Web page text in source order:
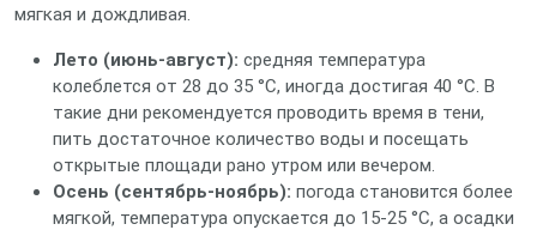
мягкая и дождливая.
Лето (июнь‑август): средняя температура
колеблется от 28 до 35 °C, иногда достигая 40 °C. В
такие дни рекомендуется проводить время в тени,
пить достаточное количество воды и посещать
открытые площади рано утром или вечером.
Осень (сентябрь‑ноябрь): погода становится более
мягкой, температура опускается до 15‑25 °C, а осадки